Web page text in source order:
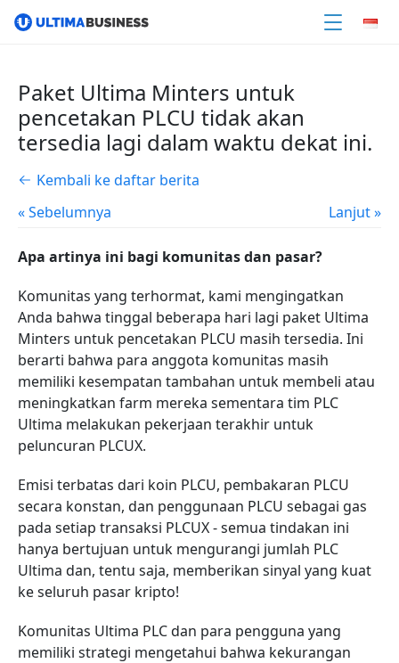
Paket Ultima Minters untuk
pencetakan PLCU tidak akan
tersedia lagi dalam waktu dekat ini.
Kembali ke daftar berita
« Sebelumnya
Lanjut »
Apa artinya ini bagi komunitas dan pasar?
Komunitas yang terhormat, kami mengingatkan
Anda bahwa tinggal beberapa hari lagi paket Ultima
Minters untuk pencetakan PLCU masih tersedia. Ini
berarti bahwa para anggota komunitas masih
memiliki kesempatan tambahan untuk membeli atau
meningkatkan farm mereka sementara tim PLC
Ultima melakukan pekerjaan terakhir untuk
peluncuran PLCUX.
Emisi terbatas dari koin PLCU, pembakaran PLCU
secara konstan, dan penggunaan PLCU sebagai gas
pada setiap transaksi PLCUX - semua tindakan ini
hanya bertujuan untuk mengurangi jumlah PLC
Ultima dan, tentu saja, memberikan sinyal yang kuat
ke seluruh pasar kripto!
Komunitas Ultima PLC dan para pengguna yang
memiliki strategi mengetahui bahwa kekurangan